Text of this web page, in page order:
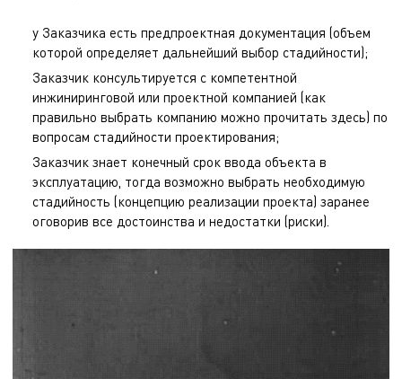
у Заказчика есть предпроектная документация (объем
которой определяет дальнейший выбор стадийности);
Заказчик консультируется с компетентной
инжиниринговой или проектной компанией (как
правильно выбрать компанию можно прочитать здесь) по
вопросам стадийности проектирования;
Заказчик знает конечный срок ввода объекта в
эксплуатацию, тогда возможно выбрать необходимую
стадийность (концепцию реализации проекта) заранее
оговорив все достоинства и недостатки (риски).